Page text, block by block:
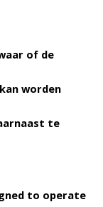
of de
worden
te
to operate